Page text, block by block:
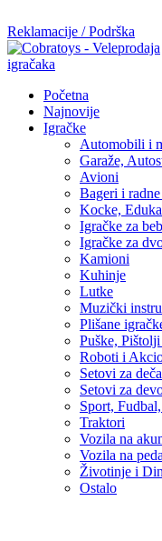
Reklamacije / Podrška
Početna
Najnovije
Igračke
Automobili i
Garaže,
Avioni
Bageri i
Kocke,
Igračke za
Igračke za
Kamioni
Kuhinje
Lutke
Muzički
Plišane
Puške,
Roboti i
Setovi za
Setovi za
Sport,
Traktori
Vozila na
Vozila na
Životinje i
Ostalo